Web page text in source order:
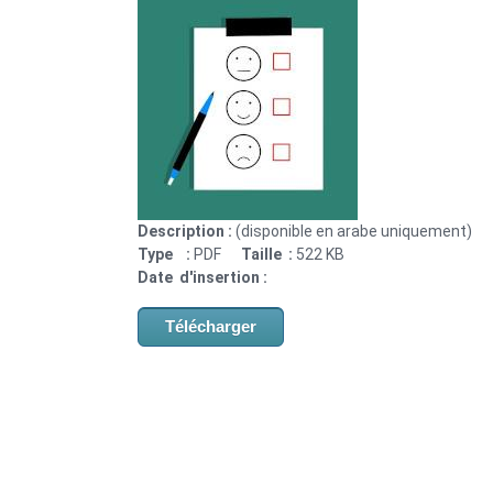
Description : (disponible en arabe uniquement)
Type : PDF Taille : 522 KB
Date d'insertion :
Télécharger